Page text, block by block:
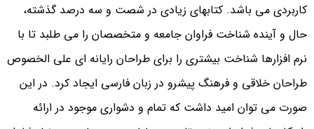
کاربردی می باشد. کتابهای زیادی در شصت و سه درصد گذشته،
حال و آینده شناخت فراوان جامعه و متخصصان را می طلبد تا با
نرم افزارها شناخت بیشتری را برای طراحان رایانه ای علی الخصوص
طراحان خلاقی و فرهنگ پیشرو در زبان فارسی ایجاد کرد. در این
صورت می توان امید داشت که تمام و دشواری موجود در ارائه